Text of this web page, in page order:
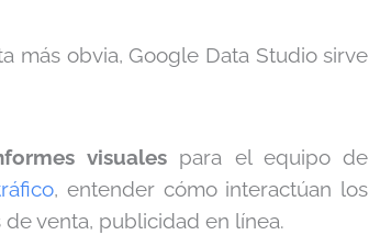
más obvia, Google Data Studio sirve
visualespara el equipo de
, entender cómo interactúan los
venta, publicidad en línea.